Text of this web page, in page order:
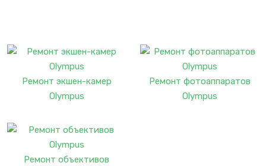
Ремонт экшен-камер
Olympus
Ремонт фотоаппаратов
Olympus
Ремонт объективов